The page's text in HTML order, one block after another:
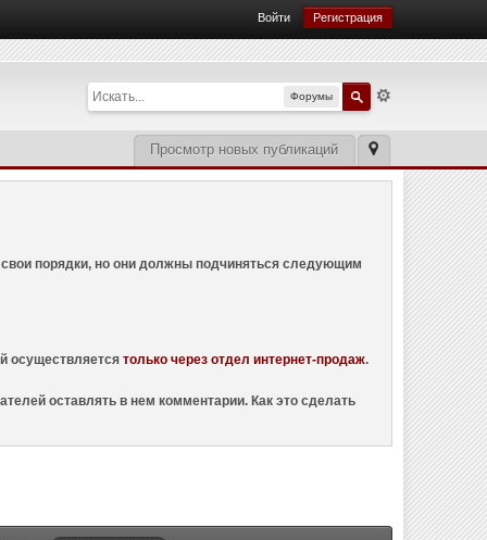
Войти Регистрация
Форумы
Просмотр новых публикаций
свои порядки, но они должны подчиняться следующим
осуществляетсятолько через отдел интернет-продаж.
оставлять в нем комментарии. Как это сделать